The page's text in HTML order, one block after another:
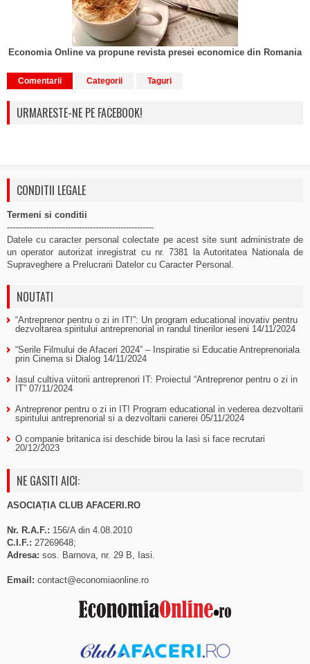
Economia Online va propune revista presei economice din Romania
Comentarii Categorii Taguri
URMARESTE-NE PE FACEBOOK!
CONDITII LEGALE
Termeni si conditii
-----------------------------------------------------
Datele cu caracter personal colectate pe acest site sunt administrate de
un operator autorizat inregistrat cu nr. 7381 la Autoritatea Nationala de
Supraveghere a Prelucrarii Datelor cu Caracter Personal.
NOUTATI
“Antreprenor pentru o zi in IT!”: Un program educational inovativ pentru
dezvoltarea spiritului antreprenorial in randul tinerilor ieseni 14/11/2024
“Serile Filmului de Afaceri 2024” – Inspiratie si Educatie Antreprenoriala
prin Cinema si Dialog 14/11/2024
Iasul cultiva viitorii antreprenori IT: Proiectul “Antreprenor pentru o zi in
IT” 07/11/2024
Antreprenor pentru o zi in IT! Program educational in vederea dezvoltarii
spiritului antreprenorial si a dezvoltarii carierei 05/11/2024
O companie britanica isi deschide birou la Iasi si face recrutari
20/12/2023
NE GASITI AICI:
ASOCIAȚIA CLUB AFACERI.RO
Nr. R.A.F.: 156/A din 4.08.2010
C.I.F.: 27269648;
Adresa: sos. Barnova, nr. 29 B, Iasi.
Email: contact@economiaonline.ro